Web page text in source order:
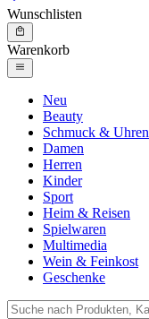
Wunschlisten
Warenkorb
Neu
Beauty
Schmuck & Uhren
Damen
Herren
Kinder
Sport
Heim & Reisen
Spielwaren
Multimedia
Wein & Feinkost
Geschenke